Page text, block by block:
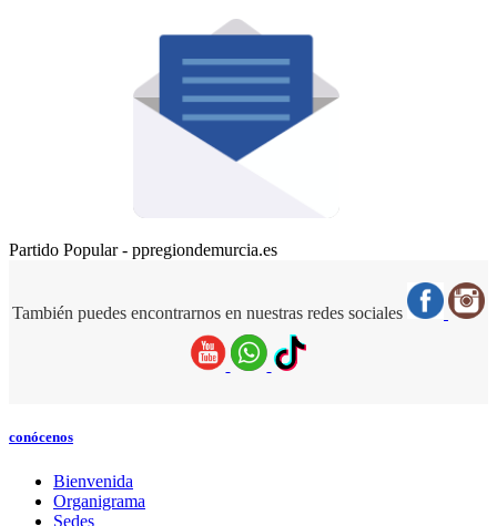
Partido Popular - ppregiondemurcia.es
También puedes encontrarnos en nuestras redes sociales
conócenos
Bienvenida
Organigrama
Sedes